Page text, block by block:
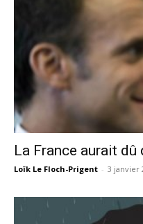
La France aurait dû
Loïk Le Floch-Prigent - 3 janvier